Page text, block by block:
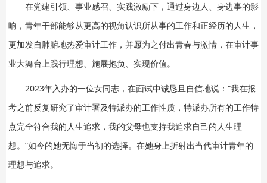
在党建引领、事业感召、实践激励下，通过身边人、身边事的影
响，青年干部能够从更高的视角认识所从事的工作和正经历的人生，
更加发自肺腑地热爱审计工作，并愿为之付出青春与激情，在审计事
业大舞台上践行理想、施展抱负、实现价值。
2023年入办的一位女同志，在面试中诚恳且自信地说：“我在报
考之前反复研究了审计署及特派办的工作性质，特派办所有的工作特
点完全符合我的人生追求，我的父母也支持我追求自己的人生理
想。”如今的她无悔于当初的选择。在她身上折射出当代审计青年的
理想与追求。